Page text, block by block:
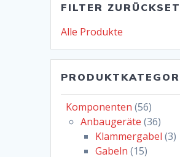
FILTER
Alle Produkte
Komponenten (56)
Anbaugeräte (36)
Klammergabel (3)
Gabeln (15)